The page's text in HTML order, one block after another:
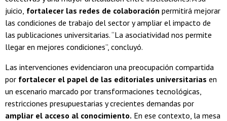
juicio, fortalecer las redes de colaboración permitirá mejorar
las condiciones de trabajo del sector y ampliar el impacto de
las publicaciones universitarias. “La asociatividad nos permite
llegar en mejores condiciones”, concluyó.
Las intervenciones evidenciaron una preocupación compartida
por fortalecer el papel de las editoriales universitarias en
un escenario marcado por transformaciones tecnológicas,
restricciones presupuestarias y crecientes demandas por
ampliar el acceso al conocimiento. En ese contexto, la mesa